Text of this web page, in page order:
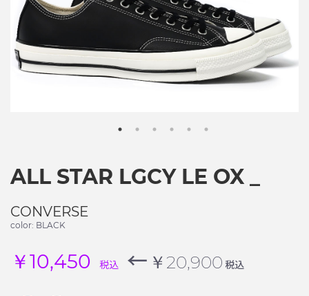
ALL STAR LGCY LE OX _
CONVERSE
color: BLACK
￥10,450 税込 ← ￥20,900 税込